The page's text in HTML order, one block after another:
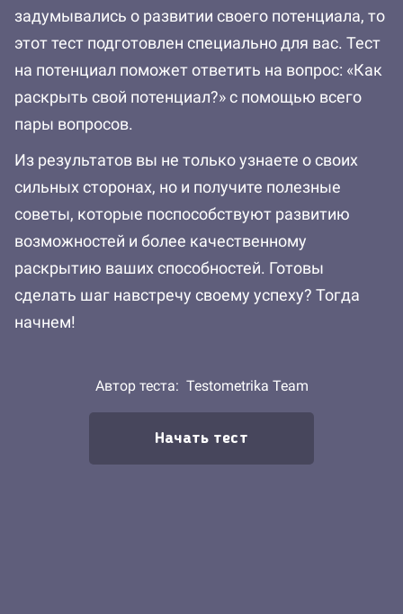
задумывались о развитии своего потенциала, то
этот тест подготовлен специально для вас. Тест
на потенциал поможет ответить на вопрос: «Как
раскрыть свой потенциал?» с помощью всего
пары вопросов.
Из результатов вы не только узнаете о своих
сильных сторонах, но и получите полезные
советы, которые поспособствуют развитию
возможностей и более качественному
раскрытию ваших способностей. Готовы
сделать шаг навстречу своему успеху? Тогда
начнем!
Автор теста: Testometrika Team
Начать тест